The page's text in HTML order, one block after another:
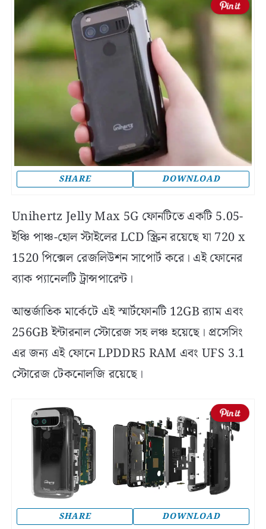
SHARE DOWNLOAD
Unihertz Jelly Max 5G ফোনটিতে একটি 5.05-
ইঞ্চি পাঞ্চ-হোল স্টাইলের LCD স্ক্রিন রয়েছে যা 720 x
1520 পিক্সেল রেজলিউশন সাপোর্ট করে। এই ফোনের
ব্যাক প্যানেলটি ট্রান্সপারেন্ট।
আন্তর্জাতিক মার্কেটে এই স্মার্টফোনটি 12GB র‍্যাম এবং
256GB ইন্টারনাল স্টোরেজ সহ লঞ্চ হয়েছে। প্রসেসিং
এর জন্য এই ফোনে LPDDR5 RAM এবং UFS 3.1
স্টোরেজ টেকনোলজি রয়েছে।
SHARE DOWNLOAD